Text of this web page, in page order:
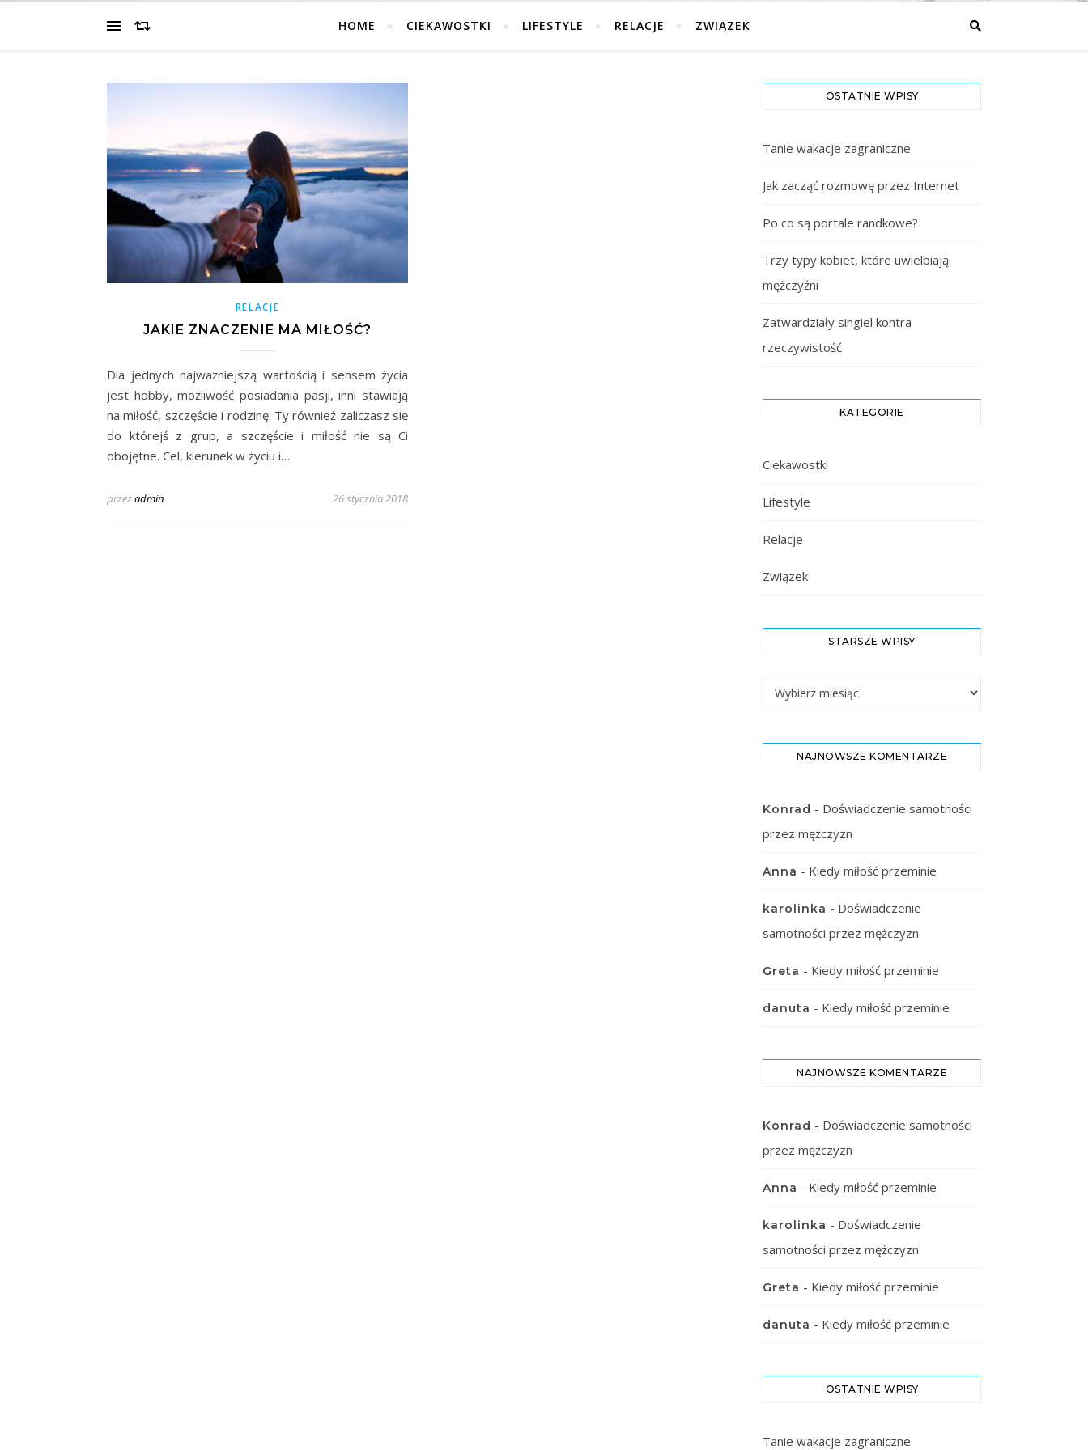
HOME CIEKAWOSTKI LIFESTYLE RELACJE ZWIĄZEK
RELACJE
JAKIE ZNACZENIE MA MIŁOŚĆ?
Dla jednych najważniejszą wartością i sensem życia
jest hobby, możliwość posiadania pasji, inni stawiają
na miłość, szczęście i rodzinę. Ty również zaliczasz się
do którejś z grup, a szczęście i miłość nie są Ci
obojętne. Cel, kierunek w życiu i…
przezadmin 26 stycznia 2018
OSTATNIE WPISY
Tanie wakacje zagraniczne
Jak zacząć rozmowę przez Internet
Po co są portale randkowe?
Trzy typy kobiet, które uwielbiają
mężczyźni
Zatwardziały singiel kontra
rzeczywistość
KATEGORIE
Ciekawostki
Lifestyle
Relacje
Związek
STARSZE WPISY
Starsze Wpisy
NAJNOWSZE KOMENTARZE
Konrad - Doświadczenie samotności
przez mężczyzn
Anna - Kiedy miłość przeminie
karolinka - Doświadczenie
samotności przez mężczyzn
Greta - Kiedy miłość przeminie
danuta - Kiedy miłość przeminie
NAJNOWSZE KOMENTARZE
Konrad - Doświadczenie samotności
przez mężczyzn
Anna - Kiedy miłość przeminie
karolinka - Doświadczenie
samotności przez mężczyzn
Greta - Kiedy miłość przeminie
danuta - Kiedy miłość przeminie
OSTATNIE WPISY
Tanie wakacje zagraniczne